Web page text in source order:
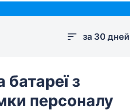
за 30
з
персоналу